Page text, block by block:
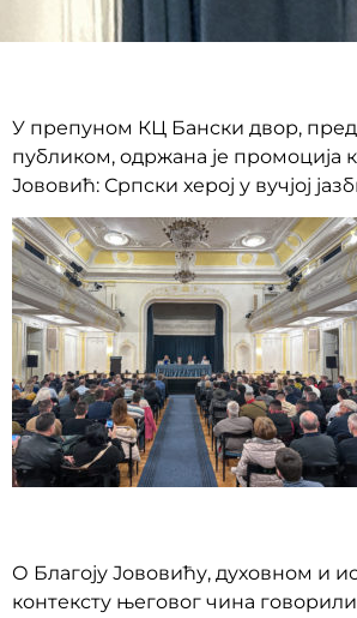
У препуном КЦ Бански двор,
публиком, одржана је промоција
Јововић: Српски херој у вучјој
О Благоју Јововићу, духовном и
контексту његовог чина